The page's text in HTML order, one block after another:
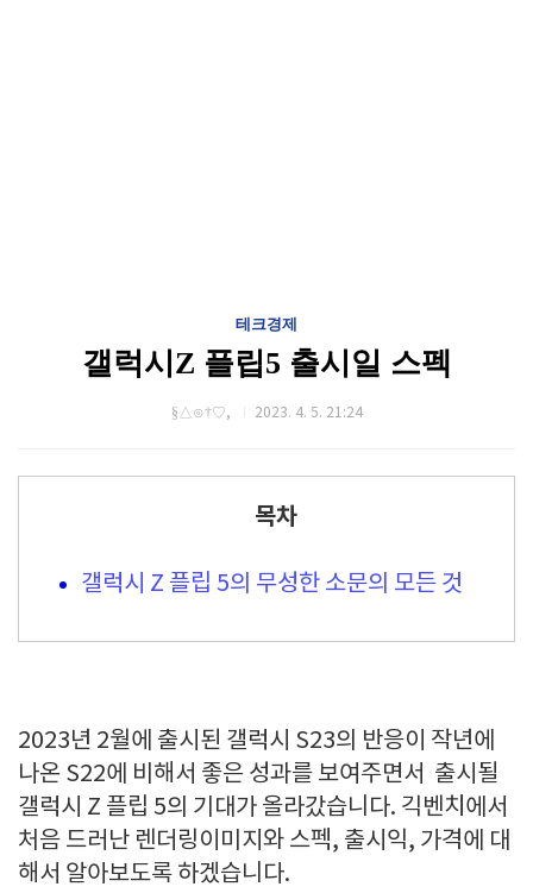
테크경제
갤럭시Z 플립5 출시일 스펙
§△⊙†♡, 2023. 4. 5. 21:24
목차
갤럭시 Z 플립 5의 무성한 소문의 모든 것
2023년 2월에 출시된 갤럭시 S23의 반응이 작년에
나온 S22에 비해서 좋은 성과를 보여주면서 출시될
갤럭시 Z 플립 5의 기대가 올라갔습니다. 긱벤치에서
처음 드러난 렌더링이미지와 스펙, 출시익, 가격에 대
해서 알아보도록 하겠습니다.